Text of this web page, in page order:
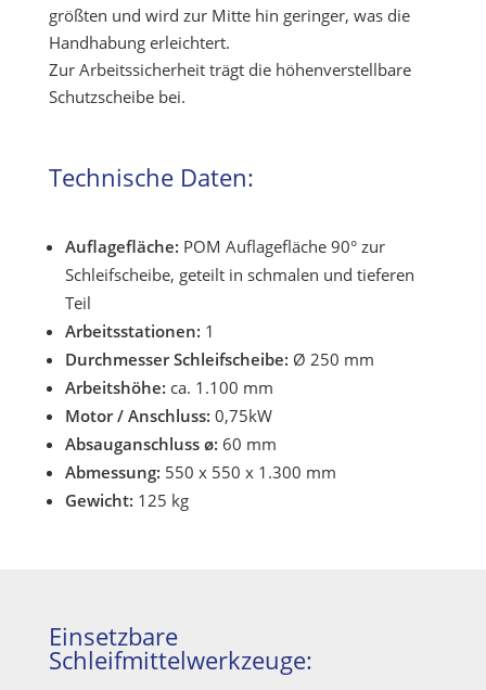
größten und wird zur Mitte hin geringer, was die
Handhabung erleichtert.
Zur Arbeitssicherheit trägt die höhenverstellbare
Schutzscheibe bei.
Technische Daten:
Auflagefläche: POM Auflagefläche 90° zur
Schleifscheibe, geteilt in schmalen und tieferen
Teil
Arbeitsstationen: 1
Durchmesser Schleifscheibe: Ø 250 mm
Arbeitshöhe: ca. 1.100 mm
Motor / Anschluss: 0,75kW
Absauganschluss ø: 60 mm
Abmessung: 550 x 550 x 1.300 mm
Gewicht: 125 kg
Einsetzbare
Schleifmittelwerkzeuge: